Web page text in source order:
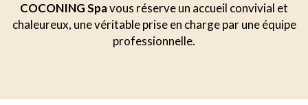
COCONING Spavous réserve un accueil convivial et
chaleureux, une véritable prise en charge par une équipe
professionnelle.